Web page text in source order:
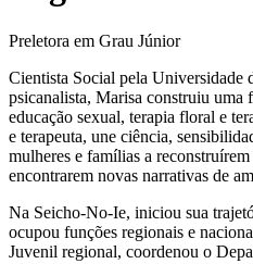
Preletora em Grau Júnior
Cientista Social pela Universidade
psicanalista, Marisa construiu uma
educação sexual, terapia floral e
e terapeuta, une ciência,
mulheres e famílias a
encontrarem novas narrativas de
Na Seicho-No-Ie, iniciou sua
ocupou funções regionais e
Juvenil regional, coordenou o